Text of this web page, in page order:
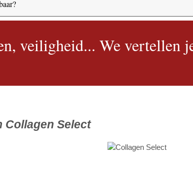
veiligheid... We vertellen
Collagen Select